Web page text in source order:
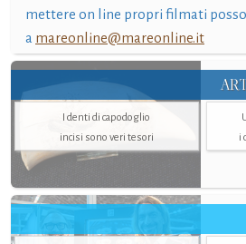
mettere on line propri filmati
a mareonline@mareonline.it
I denti di capodoglio
incisi sono veri tesori
i